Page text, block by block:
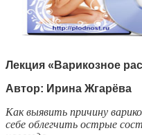
Лекция «Варикозное
Автор: Ирина Жгарёва
Как выявить причину
себе облегчить острые